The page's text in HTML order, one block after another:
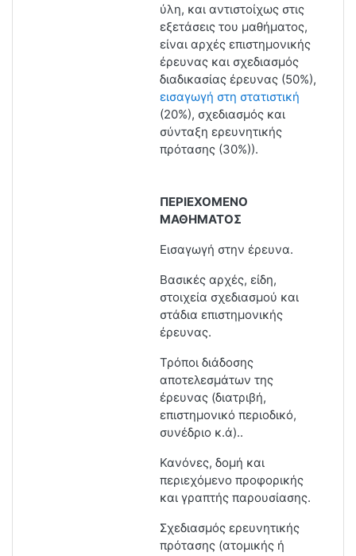
ύλη, και αντιστοίχως στις
εξετάσεις του μαθήματος,
είναι αρχές επιστημονικής
έρευνας και σχεδιασμός
διαδικασίας έρευνας (50%),
εισαγωγή στη στατιστική
(20%), σχεδιασμός και
σύνταξη ερευνητικής
πρότασης (30%)).
ΠΕΡΙΕΧΟΜΕΝΟ
ΜΑΘΗΜΑΤΟΣ
Εισαγωγή στην έρευνα.
Βασικές αρχές, είδη,
στοιχεία σχεδιασμού και
στάδια επιστημονικής
έρευνας.
Τρόποι διάδοσης
αποτελεσμάτων της
έρευνας (διατριβή,
επιστημονικό περιοδικό,
συνέδριο κ.ά)..
Κανόνες, δομή και
περιεχόμενο προφορικής
και γραπτής παρουσίασης.
Σχεδιασμός ερευνητικής
πρότασης (ατομικής ή